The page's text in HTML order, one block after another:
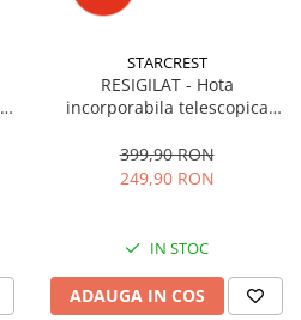
STARCREST
RESIGILAT - Hota
incorporabila telescopica
Putere de absorbtie 550 m3/h,
1 Motor, 2 Trepte putere, 60
399,90 RON
249,90 RON
IN STOC
ADAUGA IN COS